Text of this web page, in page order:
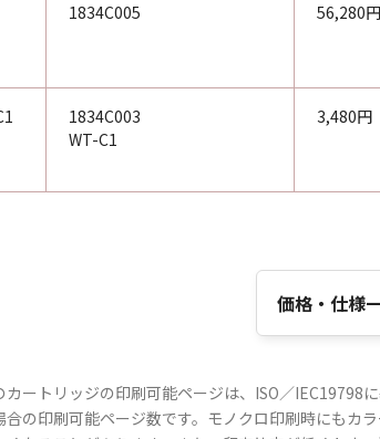
1834C005 56,280円
1834C003
WT-C1
3,480円
価格・仕様
ートリッジの印刷可能ページは、ISO／IEC19798
の印刷可能ページ数です。モノクロ印刷時にもカ